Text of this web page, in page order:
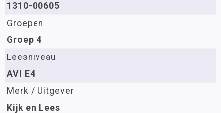
1310-00605
Groepen
Groep 4
Leesniveau
AVI E4
Merk / Uitgever
Kijk en Lees